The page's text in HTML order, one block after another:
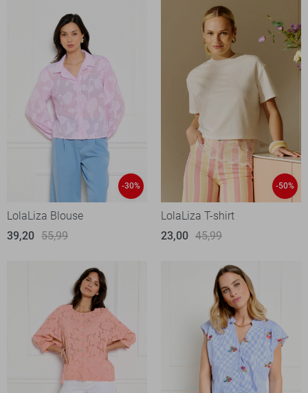
-30%
LolaLiza Blouse
39,20 55,99
-50%
LolaLiza T-shirt
23,00 45,99